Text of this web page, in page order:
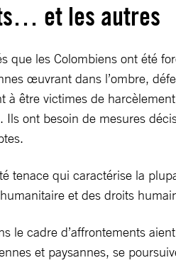
et les autres
que les Colombiens ont été
œuvrant dans l’ombre,
être victimes de
ont besoin de mesures
tenace qui caractérise la
et des droits
le cadre d’affrontements
et paysannes, se